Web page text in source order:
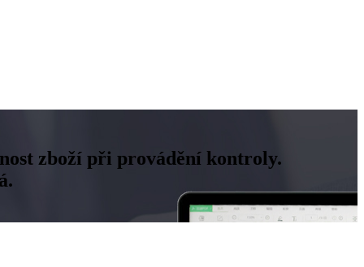
zboží při provádění kontroly.